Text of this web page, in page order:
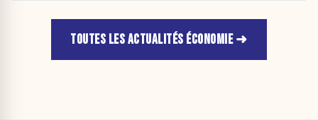
TOUTES LES ACTUALITÉS ÉCONOMIE